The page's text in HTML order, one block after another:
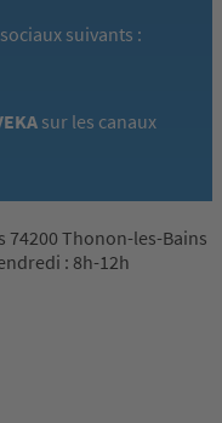
suivants :
sur les canaux
74200 Thonon-les-Bains
: 8h-12h